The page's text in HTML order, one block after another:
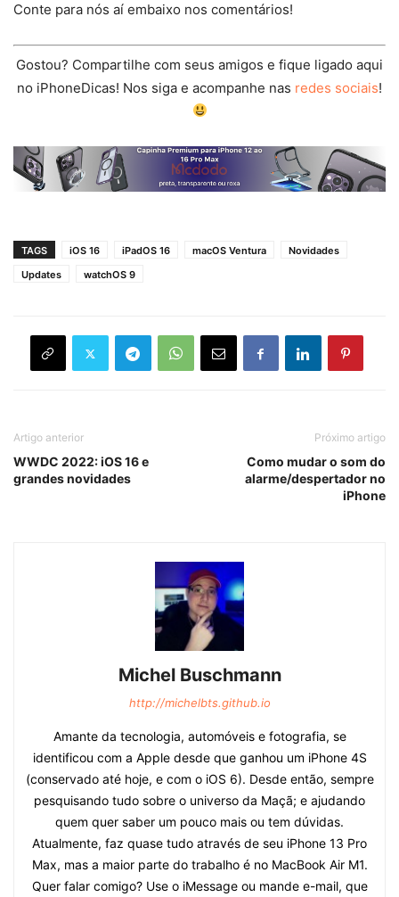
Conte para nós aí embaixo nos comentários!
Gostou? Compartilhe com seus amigos e fique ligado aqui
no iPhoneDicas! Nos siga e acompanhe nas redes sociais!
TAGS iOS 16 iPadOS 16 macOS Ventura
Novidades
Updates
watchOS 9
Artigo anterior
WWDC 2022: iOS 16 e
grandes novidades
Próximo artigo
Como mudar o som do
alarme/despertador no
iPhone
Michel Buschmann
http://michelbts.github.io
Amante da tecnologia, automóveis e fotografia, se
identificou com a Apple desde que ganhou um iPhone 4S
(conservado até hoje, e com o iOS 6). Desde então, sempre
pesquisando tudo sobre o universo da Maçã; e ajudando
quem quer saber um pouco mais ou tem dúvidas.
Atualmente, faz quase tudo através de seu iPhone 13 Pro
Max, mas a maior parte do trabalho é no MacBook Air M1.
Quer falar comigo? Use o iMessage ou mande e-mail, que